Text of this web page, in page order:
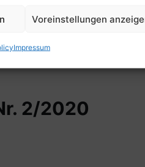
Voreinstellungen
Impressum
1/2021
2/2020